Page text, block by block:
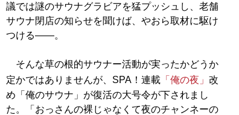
議では謎のサウナグラビアを猛プッシュし、老舗
サウナ閉店の知らせを聞けば、やおら取材に駆け
つける――。
そんな草の根的サウナー活動が実ったかどうか
定かではありませんが、SPA！連載 「俺の夜」 改
め「俺のサウナ」が復活の大号令が下されまし
た。「おっさんの裸じゃなくて夜のチャンネーの